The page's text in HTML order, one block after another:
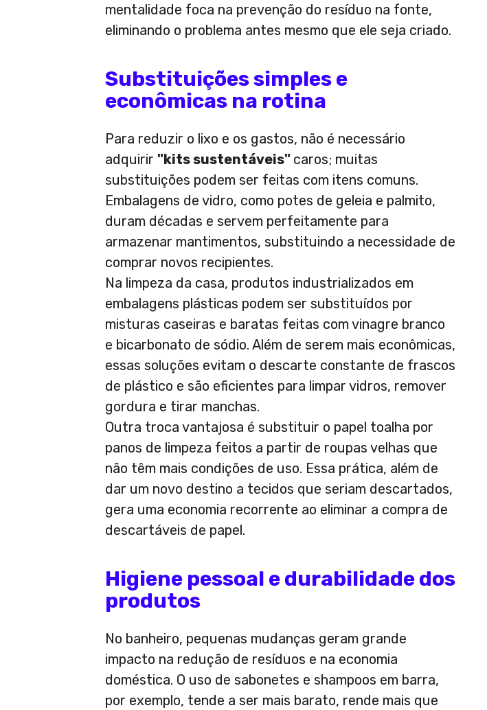
mentalidade foca na prevenção do resíduo na fonte,
eliminando o problema antes mesmo que ele seja criado.
Substituições simples e
econômicas na rotina
Para reduzir o lixo e os gastos, não é necessário
adquirir"kits sustentáveis" caros; muitas
substituições podem ser feitas com itens comuns.
Embalagens de vidro, como potes de geleia e palmito,
duram décadas e servem perfeitamente para
armazenar mantimentos, substituindo a necessidade de
comprar novos recipientes.
Na limpeza da casa, produtos industrializados em
embalagens plásticas podem ser substituídos por
misturas caseiras e baratas feitas com vinagre branco
e bicarbonato de sódio. Além de serem mais econômicas,
essas soluções evitam o descarte constante de frascos
de plástico e são eficientes para limpar vidros, remover
gordura e tirar manchas.
Outra troca vantajosa é substituir o papel toalha por
panos de limpeza feitos a partir de roupas velhas que
não têm mais condições de uso. Essa prática, além de
dar um novo destino a tecidos que seriam descartados,
gera uma economia recorrente ao eliminar a compra de
descartáveis de papel.
Higiene pessoal e durabilidade dos
produtos
No banheiro, pequenas mudanças geram grande
impacto na redução de resíduos e na economia
doméstica. O uso de sabonetes e shampoos em barra,
por exemplo, tende a ser mais barato, rende mais que